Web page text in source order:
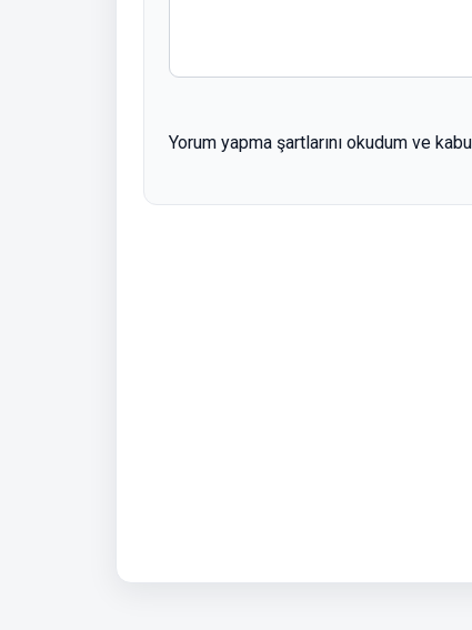
Yorum yapma şartlarını okudum ve